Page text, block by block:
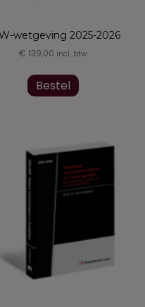
wetgeving 2025-2026
€ 139,00 incl. btw
Bestel product
optie
kan
gekozen
worden
productpagina